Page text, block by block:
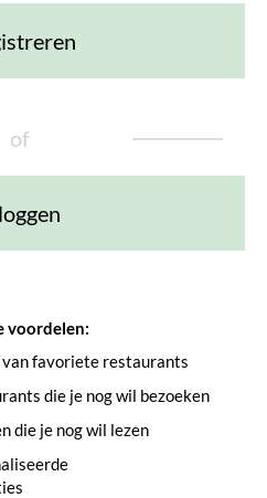
of
voordelen:
favoriete restaurants
die je nog wil bezoeken
die je nog wil lezen